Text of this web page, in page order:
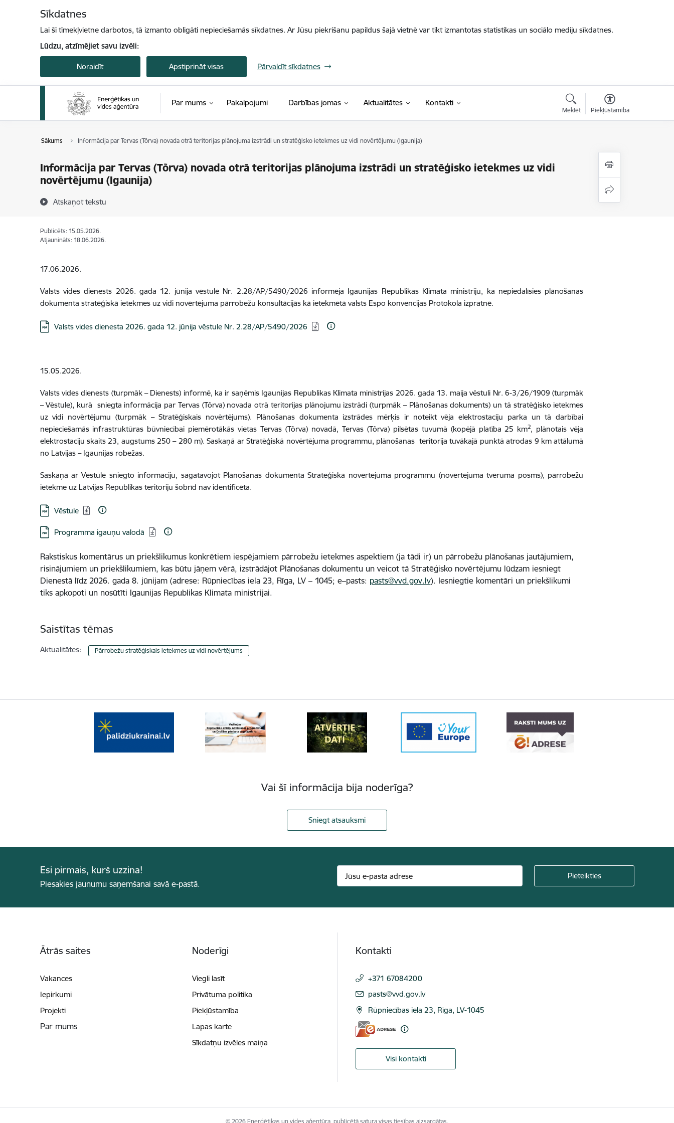
Sīkdatnes
Lai šī tīmekļvietne darbotos, tā izmanto obligāti nepieciešamās sīkdatnes. Ar Jūsu piekrišanu papildus šajā vietnē var tikt izmantotas statistikas un sociālo mediju sīkdatnes.
Lūdzu, atzīmējiet savu izvēli:
Noraidīt Apstiprināt visas Pārvaldīt sīkdatnes
Par mums Pakalpojumi Darbības jomas Aktualitātes Kontakti
Meklēt Piekļūstamība
Sākums Informācija par Tervas (Tõrva) novada otrā teritorijas plānojuma izstrādi un stratēģisko ietekmes uz vidi novērtējumu (Igaunija)
Informācija par Tervas (Tõrva) novada otrā teritorijas plānojuma izstrādi un stratēģisko ietekmes uz vidi
novērtējumu (Igaunija)
Atskaņot tekstu
Publicēts: 15.05.2026.
Atjaunināts: 18.06.2026.
17.06.2026.
Valsts vides dienests 2026. gada 12. jūnija vēstulē Nr. 2.28/AP/5490/2026 informēja Igaunijas Republikas Klimata ministriju, ka nepiedalīsies plānošanas
dokumenta stratēģiskā ietekmes uz vidi novērtējuma pārrobežu konsultācijās kā ietekmētā valsts Espo konvencijas Protokola izpratnē.
Lejupielādēt:
Valsts vides dienesta 2026. gada 12. jūnija vēstule Nr. 2.28/AP/5490/2026
15.05.2026.
Valsts vides dienests (turpmāk – Dienests) informē, ka ir saņēmis Igaunijas Republikas Klimata ministrijas 2026. gada 13. maija vēstuli Nr. 6-3/26/1909 (turpmāk
– Vēstule), kurā sniegta informācija par Tervas (Tõrva) novada otrā teritorijas plānojumu izstrādi (turpmāk – Plānošanas dokuments) un tā stratēģisko ietekmes
uz vidi novērtējumu (turpmāk – Stratēģiskais novērtējums). Plānošanas dokumenta izstrādes mērķis ir noteikt vēja elektrostaciju parka un tā darbībai
nepieciešamās infrastruktūras būvniecībai piemērotākās vietas Tervas (Tõrva) novadā, Tervas (Tõrva) pilsētas tuvumā (kopējā platība 25 km2, plānotais vēja
elektrostaciju skaits 23, augstums 250 – 280 m). Saskaņā ar Stratēģiskā novērtējuma programmu, plānošanas teritorija tuvākajā punktā atrodas 9 km attālumā
no Latvijas – Igaunijas robežas.
Saskaņā ar Vēstulē sniegto informāciju, sagatavojot Plānošanas dokumenta Stratēģiskā novērtējuma programmu (novērtējuma tvēruma posms), pārrobežu
ietekme uz Latvijas Republikas teritoriju šobrīd nav identificēta.
Lejupielādēt:
Vēstule
Lejupielādēt:
Programma igauņu valodā
Rakstiskus komentārus un priekšlikumus konkrētiem iespējamiem pārrobežu ietekmes aspektiem (ja tādi ir) un pārrobežu plānošanas jautājumiem,
risinājumiem un priekšlikumiem, kas būtu jāņem vērā, izstrādājot Plānošanas dokumentu un veicot tā Stratēģisko novērtējumu lūdzam iesniegt
Dienestā līdz 2026. gada 8. jūnijam (adrese: Rūpniecības iela 23, Rīga, LV – 1045; e–pasts: pasts@vvd.gov.lv). Iesniegtie komentāri un priekšlikumi
tiks apkopoti un nosūtīti Igaunijas Republikas Klimata ministrijai.
Saistītas tēmas
Aktualitātes: Pārrobežu stratēģiskais ietekmes uz vidi novērtējums
Vai šī informācija bija noderīga?
Sniegt atsauksmi
Esi pirmais, kurš uzzina!
Piesakies jaunumu saņemšanai savā e-pastā.
Ātrās saites
Vakances
Iepirkumi
Projekti
Par mums
Noderīgi
Viegli lasīt
Privātuma politika
Piekļūstamība
Lapas karte
Sīkdatņu izvēles maiņa
Kontakti
+371 67084200
E-pasts:
pasts@vvd.gov.lv
Rūpniecības iela 23, Rīga, LV-1045
Visi kontakti
© 2026 Enerģētikas un vides aģentūra, publicētā satura visas tiesības aizsargātas.